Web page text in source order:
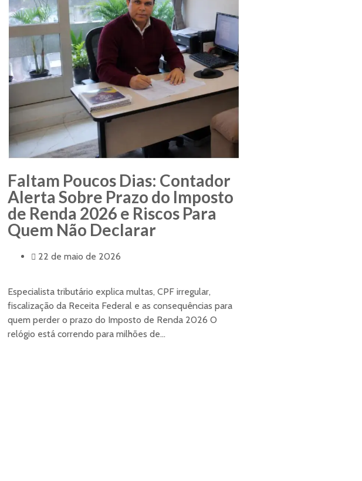
Faltam Poucos Dias: Contador
Alerta Sobre Prazo do Imposto
de Renda 2026 e Riscos Para
Quem Não Declarar
22 de maio de 2026
Especialista tributário explica multas, CPF irregular,
fiscalização da Receita Federal e as consequências para
quem perder o prazo do Imposto de Renda 2026 O
relógio está correndo para milhões de...